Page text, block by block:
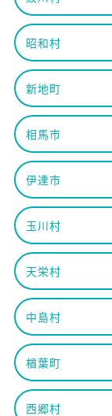
昭和村
新地町
相馬市
伊達市
玉川村
天栄村
中島村
楢葉町
西郷村